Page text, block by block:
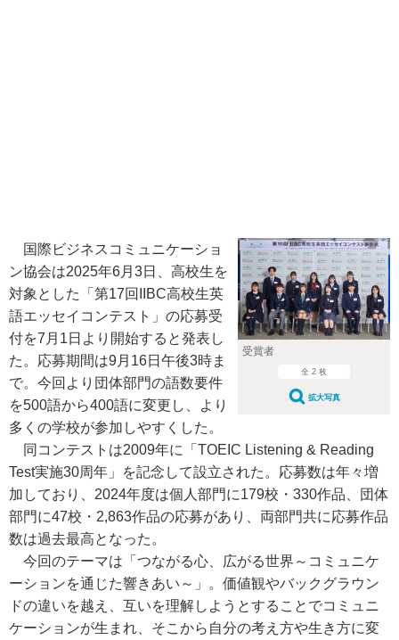
受賞者
全 2 枚
拡大写真
国際ビジネスコミュニケーショ
ン協会は2025年6月3日、高校生を
対象とした「第17回IIBC高校生英
語エッセイコンテスト」の応募受
付を7月1日より開始すると発表し
た。応募期間は9月16日午後3時ま
で。今回より団体部門の語数要件
を500語から400語に変更し、より
多くの学校が参加しやすくした。
同コンテストは2009年に「TOEIC Listening & Reading
Test実施30周年」を記念して設立された。応募数は年々増
加しており、2024年度は個人部門に179校・330作品、団体
部門に47校・2,863作品の応募があり、両部門共に応募作品
数は過去最高となった。
今回のテーマは「つながる心、広がる世界～コミュニケ
ーションを通じた響きあい～」。価値観やバックグラウン
ドの違いを越え、互いを理解しようとすることでコミュニ
ケーションが生まれ、そこから自分の考え方や生き方に変